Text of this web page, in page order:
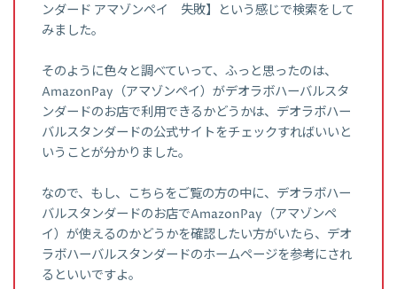
ンダード アマゾンペイ 失敗】という感じで検索をして
みました。
そのように色々と調べていって、ふっと思ったのは、
AmazonPay（アマゾンペイ）がデオラボハーバルスタ
ンダードのお店で利用できるかどうかは、デオラボハー
バルスタンダードの公式サイトをチェックすればいいと
いうことが分かりました。
なので、もし、こちらをご覧の方の中に、デオラボハー
バルスタンダードのお店でAmazonPay（アマゾンペ
イ）が使えるのかどうかを確認したい方がいたら、デオ
ラボハーバルスタンダードのホームページを参考にされ
るといいですよ。